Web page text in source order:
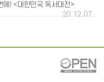
에! <대한민국 독서대전>
20.12.07